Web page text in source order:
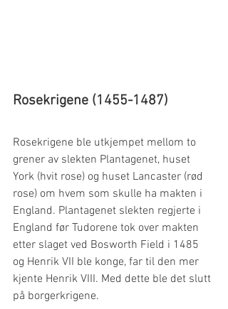
Rosekrigene (1455-1487)
Rosekrigene ble utkjempet mellom to
grener av slekten Plantagenet, huset
York (hvit rose) og huset Lancaster (rød
rose) om hvem som skulle ha makten i
England. Plantagenet slekten regjerte i
England før Tudorene tok over makten
etter slaget ved Bosworth Field i 1485
og Henrik VII ble konge, far til den mer
kjente Henrik VIII. Med dette ble det slutt
på borgerkrigene.